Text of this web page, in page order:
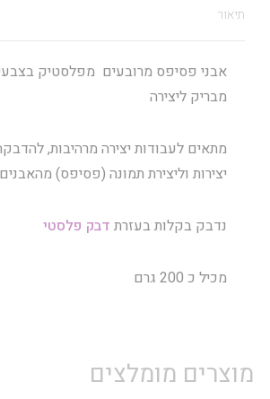
תיאור
אבני פסיפס מרובעים מפלסטיק
מבריק ליצירה
מתאים לעבודות יצירה מרהיבות,
יצירות וליצירת תמונה (פסיפס)
נדבק בקלות בעזרת דבק פלסטי
מכיל כ 200 גרם
מוצרים מומלצים